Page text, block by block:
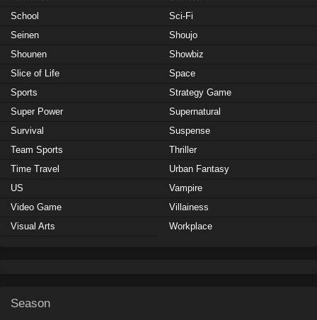
School
Sci-Fi
Seinen
Shoujo
Shounen
Showbiz
Slice of Life
Space
Sports
Strategy Game
Super Power
Supernatural
Survival
Suspense
Team Sports
Thriller
Time Travel
Urban Fantasy
US
Vampire
Video Game
Villainess
Visual Arts
Workplace
Season